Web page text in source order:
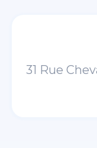
31 Rue